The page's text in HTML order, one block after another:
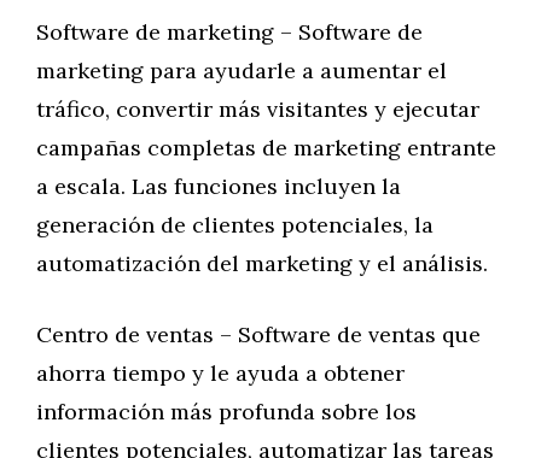
Software de marketing – Software de
marketing para ayudarle a aumentar el
tráfico, convertir más visitantes y ejecutar
campañas completas de marketing entrante
a escala. Las funciones incluyen la
generación de clientes potenciales, la
automatización del marketing y el análisis.
Centro de ventas – Software de ventas que
ahorra tiempo y le ayuda a obtener
información más profunda sobre los
clientes potenciales, automatizar las tareas